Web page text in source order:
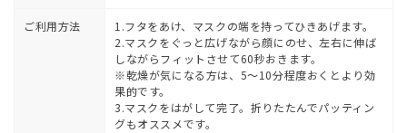
ご利用方法
1.フタをあけ、マスクの端を持ってひきあげます。
2.マスクをぐっと広げながら顔にのせ、左右に伸ば
しながらフィットさせて60秒おきます。
※乾燥が気になる方は、5～10分程度おくとより効
果的です。
3.マスクをはがして完了。折りたたんでパッティン
グもオススメです。